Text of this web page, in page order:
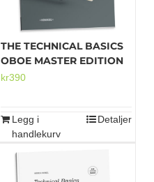
THE TECHNICAL BASICS
OBOE MASTER EDITION
kr390
Legg i
handlekurv
Detaljer